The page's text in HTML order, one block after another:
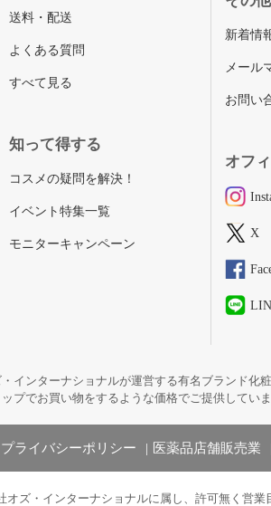
送料・配送
よくある質問
すべて見る
知って得する
コスメの疑問を解決！
イベント特集一覧
モニターキャンペーン
新着情
メール
お問い
オフ
X
インターナショナルが運営する有名ブランド化
プでお買い物をするような価格でご提供してい
プライバシーポリシー 医薬品店舗販売業
オズ・インターナショナルに属し、許可無く営業